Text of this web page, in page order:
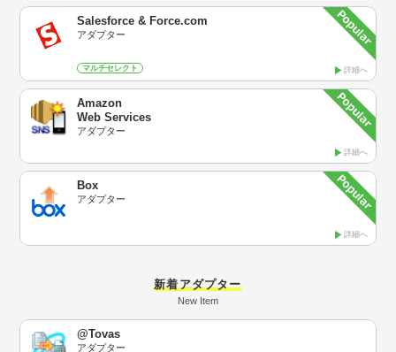
Salesforce & Force.com
アダプター
詳細へ
マルチセレクト
Amazon
Web Services
アダプター
詳細へ
Box
アダプター
詳細へ
新着アダプター
New Item
@Tovas
アダプター